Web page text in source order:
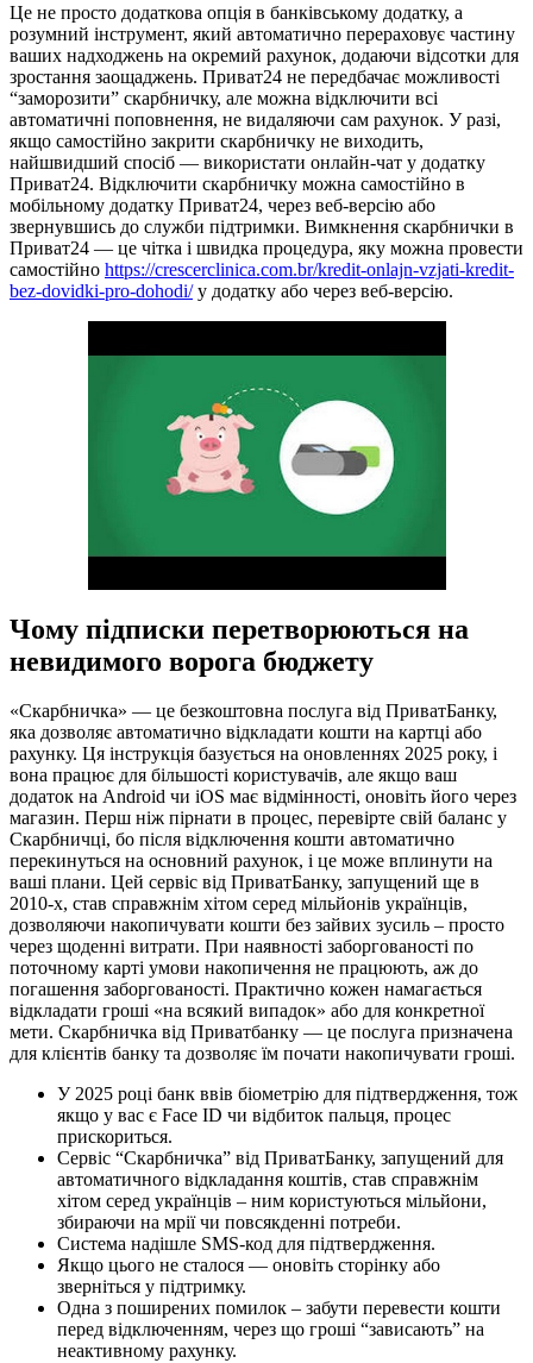
Це не просто додаткова опція в банківському додатку, а
розумний інструмент, який автоматично перераховує частину
ваших надходжень на окремий рахунок, додаючи відсотки для
зростання заощаджень. Приват24 не передбачає можливості
“заморозити” скарбничку, але можна відключити всі
автоматичні поповнення, не видаляючи сам рахунок. У разі,
якщо самостійно закрити скарбничку не виходить,
найшвидший спосіб — використати онлайн-чат у додатку
Приват24. Відключити скарбничку можна самостійно в
мобільному додатку Приват24, через веб-версію або
звернувшись до служби підтримки. Вимкнення скарбнички в
Приват24 — це чітка і швидка процедура, яку можна провести
самостійно https://crescerclinica.com.br/kredit-onlajn-vzjati-kredit-
bez-dovidki-pro-dohodi/у додатку або через веб-версію.
Чому підписки перетворюються на
невидимого ворога бюджету
«Скарбничка» — це безкоштовна послуга від ПриватБанку,
яка дозволяє автоматично відкладати кошти на картці або
рахунку. Ця інструкція базується на оновленнях 2025 року, і
вона працює для більшості користувачів, але якщо ваш
додаток на Android чи iOS має відмінності, оновіть його через
магазин. Перш ніж пірнати в процес, перевірте свій баланс у
Скарбничці, бо після відключення кошти автоматично
перекинуться на основний рахунок, і це може вплинути на
ваші плани. Цей сервіс від ПриватБанку, запущений ще в
2010-х, став справжнім хітом серед мільйонів українців,
дозволяючи накопичувати кошти без зайвих зусиль – просто
через щоденні витрати. При наявності заборгованості по
поточному карті умови накопичення не працюють, аж до
погашення заборгованості. Практично кожен намагається
відкладати гроші «на всякий випадок» або для конкретної
мети. Скарбничка від Приватбанку — це послуга призначена
для клієнтів банку та дозволяє їм почати накопичувати гроші.
У 2025 році банк ввів біометрію для підтвердження, тож
якщо у вас є Face ID чи відбиток пальця, процес
прискориться.
Сервіс “Скарбничка” від ПриватБанку, запущений для
автоматичного відкладання коштів, став справжнім
хітом серед українців – ним користуються мільйони,
збираючи на мрії чи повсякденні потреби.
Система надішле SMS-код для підтвердження.
Якщо цього не сталося — оновіть сторінку або
зверніться у підтримку.
Одна з поширених помилок – забути перевести кошти
перед відключенням, через що гроші “зависають” на
неактивному рахунку.